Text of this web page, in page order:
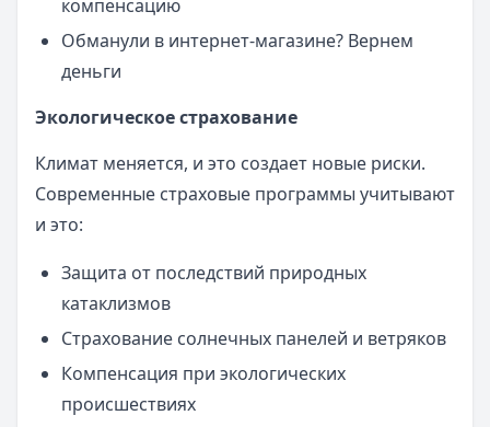
компенсацию
Обманули в интернет-магазине? Вернем
деньги
Экологическое страхование
Климат меняется, и это создает новые риски.
Современные страховые программы учитывают
и это:
Защита от последствий природных
катаклизмов
Страхование солнечных панелей и ветряков
Компенсация при экологических
происшествиях